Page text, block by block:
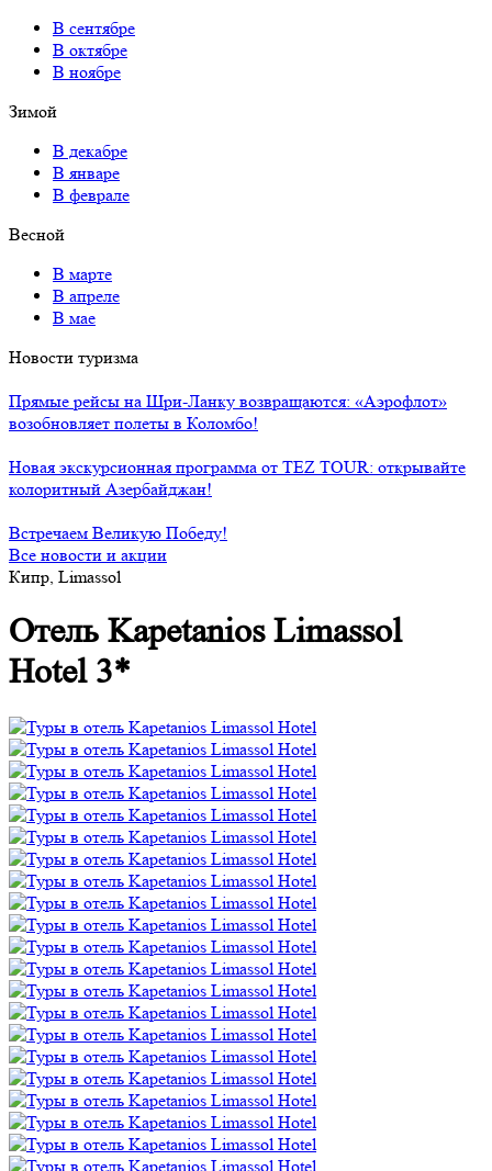
В сентябре
В октябре
В ноябре
Зимой
В декабре
В январе
В феврале
Весной
В марте
В апреле
В мае
Новости туризма
Прямые рейсы на Шри-Ланку возвращаются: «Аэрофлот»
возобновляет полеты в Коломбо!
Новая экскурсионная программа от TEZ TOUR: открывайте
колоритный Азербайджан!
Встречаем Великую Победу!
Все новости и акции
Кипр, Limassol
Отель Kapetanios Limassol
Hotel 3*